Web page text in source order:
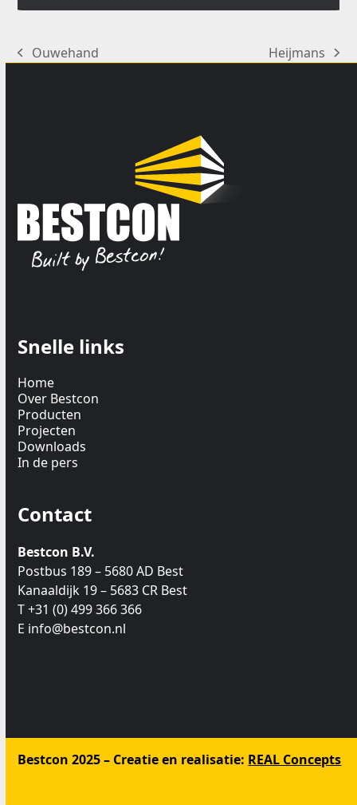
previous
Ouwehand
next
Heijmans
Snelle links
Home
Over Bestcon
Producten
Projecten
Downloads
In de pers
Contact
Bestcon B.V.
Postbus 189 – 5680 AD Best
Kanaaldijk 19 – 5683 CR Best
T +31 (0) 499 366 366
E info@bestcon.nl
Bestcon 2025 – Creatie en realisatie: REAL Concepts